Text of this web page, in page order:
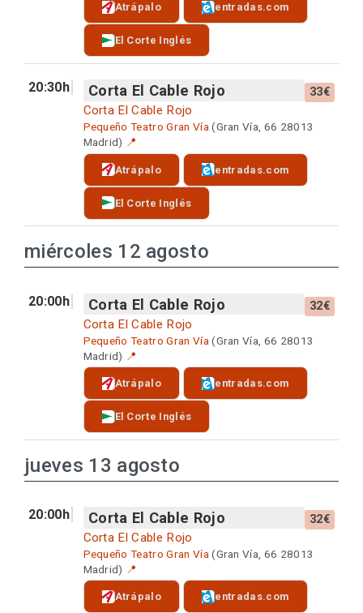
Atrápalo entradas.com
El Corte Inglés
20:30h Corta El Cable Rojo 33€
Corta El Cable Rojo
Pequeño Teatro Gran Vía(Gran Vía, 66 28013
Madrid) 📍
Atrápalo entradas.com
El Corte Inglés
miércoles 12 agosto
20:00h Corta El Cable Rojo 32€
Corta El Cable Rojo
Pequeño Teatro Gran Vía (Gran Vía, 66 28013
Madrid) 📍
Atrápalo entradas.com
El Corte Inglés
jueves 13 agosto
20:00h Corta El Cable Rojo 32€
Corta El Cable Rojo
Pequeño Teatro Gran Vía (Gran Vía, 66 28013
Madrid) 📍
Atrápalo entradas.com